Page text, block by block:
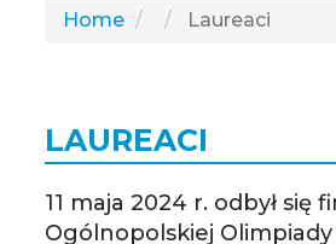
Home Laureaci
LAUREACI
11 maja 2024 r. odbył się
Ogólnopolskiej Olimpiady